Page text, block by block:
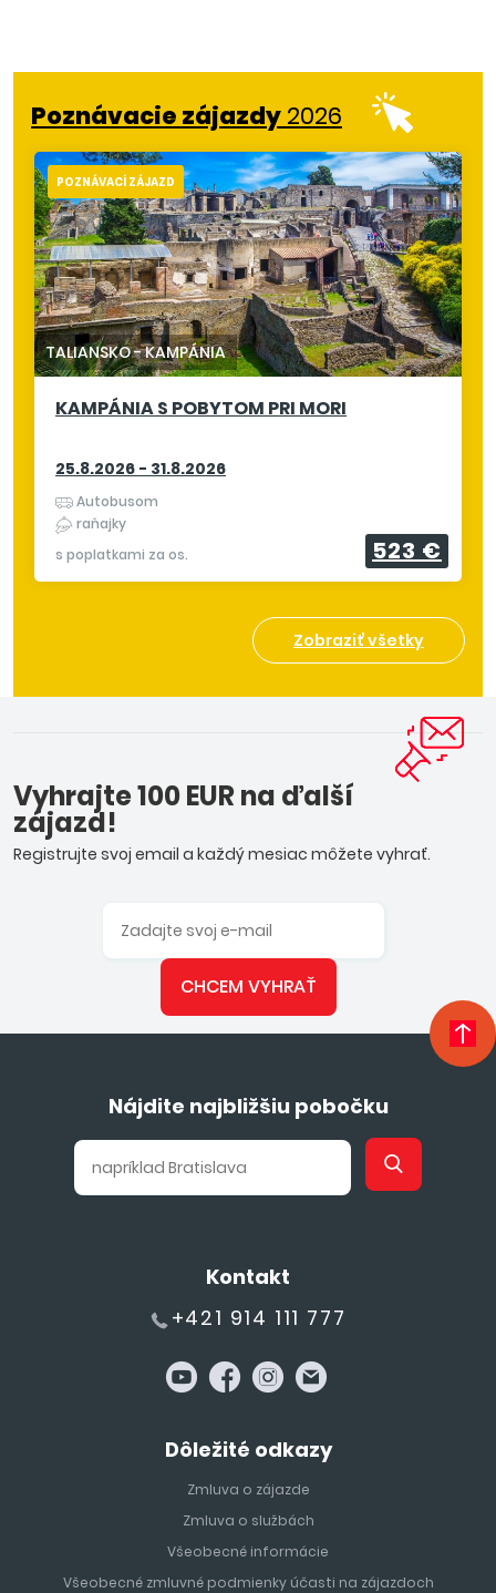
Poznávacie zájazdy 2026
POZNÁVACÍ ZÁJAZD
TALIANSKO-KAMPÁNIA
KAMPÁNIA S POBYTOM PRI MORI
25.8.2026 - 31.8.2026
Autobusom
raňajky
s poplatkami za os.
523 €
Zobraziť všetky
Vyhrajte 100 EUR na ďalší
zájazd!
Registrujte svoj email a každý mesiac môžete vyhrať.
CHCEM VYHRAŤ
Nájdite najbližšiu pobočku
Kontakt
+421 914 111 777
Dôležité odkazy
Zmluva o zájazde
Zmluva o službách
Všeobecné informácie
Všeobecné zmluvné podmienky účasti na zájazdoch